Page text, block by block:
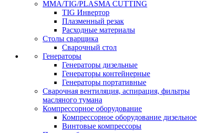
MMA/TIG/PLASMA CUTTING
TIG Инвертор
Плазменный резак
Расходные материалы
Столы сварщика
Сварочный стол
Генераторы
Генераторы дизельные
Генераторы контейнерные
Генераторы портативные
Сварочная вентиляция, аспирация, фильтры
масляного тумана
Компрессорное оборудование
Компрессорное оборудование дизельное
Винтовые компрессоры